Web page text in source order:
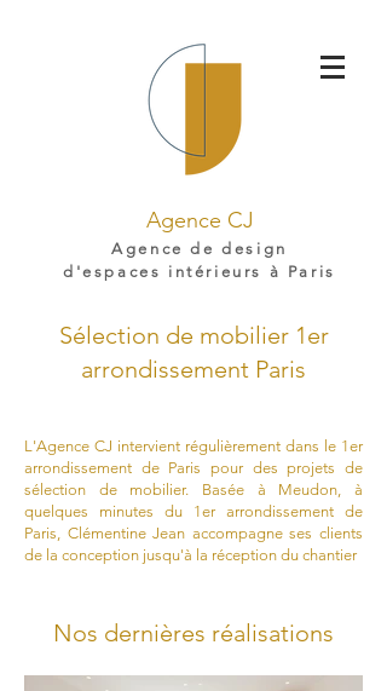
Agence CJ
Agence de design
d'espaces intérieurs à Paris
Sélection de mobilier 1er
arrondissement Paris
L'Agence CJ intervient régulièrement dans le 1er
arrondissement de Paris pour des projets de
sélection de mobilier. Basée à Meudon, à
quelques minutes du 1er arrondissement de
Paris, Clémentine Jean accompagne ses clients
de la conception jusqu'à la réception du chantier
Nos dernières réalisations